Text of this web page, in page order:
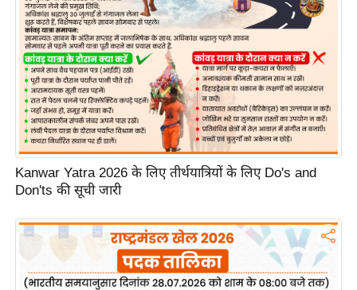
e
a
k
n
g
N
e
w
s
ला
इ
फ
Kanwar Yatra 2026 के लिए तीर्थयात्रियों के लिए Do's and
Don'ts की सूची जारी